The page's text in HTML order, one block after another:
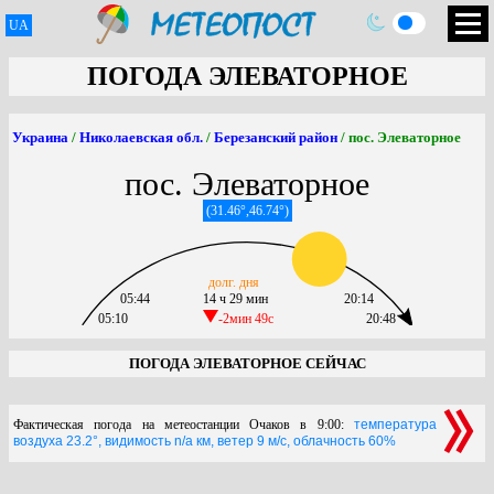
UA
ПОГОДА ЭЛЕВАТОРНОЕ
Украина / Николаевская обл. / Березанский район / пос. Элеваторное
пос. Элеваторное
(31.46°,46.74°)
05:10
05:44
14 ч 29 мин
-2мин 49c
долг. дня
20:48
20:14
ПОГОДА ЭЛЕВАТОРНОЕ СЕЙЧАС
Фактическая погода на метеостанции Очаков в 9:00: температура
воздуха 23.2°, видимость n/a км, ветер 9 м/с, облачность 60%